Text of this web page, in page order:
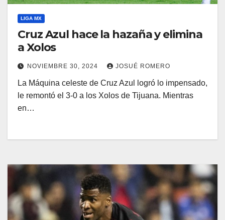
LIGA MX
Cruz Azul hace la hazaña y elimina
a Xolos
NOVIEMBRE 30, 2024 JOSUÉ ROMERO
La Máquina celeste de Cruz Azul logró lo impensado,
le remontó el 3-0 a los Xolos de Tijuana. Mientras
en…